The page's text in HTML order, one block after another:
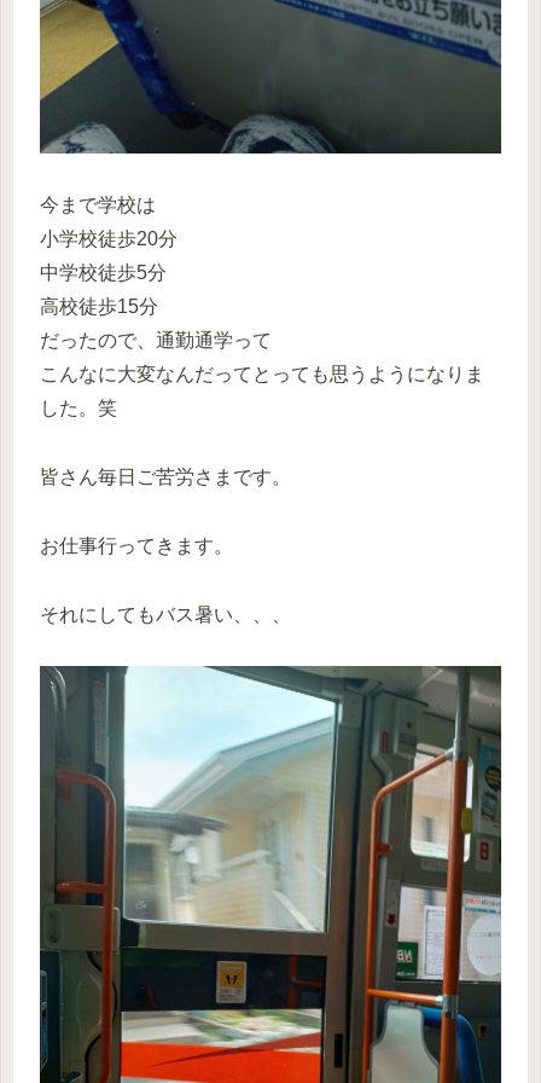
今まで学校は
小学校徒歩20分
中学校徒歩5分
高校徒歩15分
だったので、通勤通学って
こんなに大変なんだってとっても思うようになりま
した。笑
皆さん毎日ご苦労さまです。
お仕事行ってきます。
それにしてもバス暑い、、、